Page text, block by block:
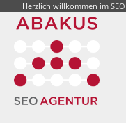
Herzlich willkommen im